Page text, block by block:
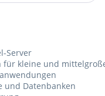
Server
für kleine und
und Datenbanken